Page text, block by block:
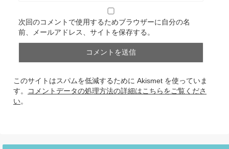
次回のコメントで使用するためブラウザーに自分の名
前、メールアドレス、サイトを保存する。
このサイトはスパムを低減するために Akismet を使っていま
す。
コメントデータの処理方法の詳細はこちらをご覧くださ
い。